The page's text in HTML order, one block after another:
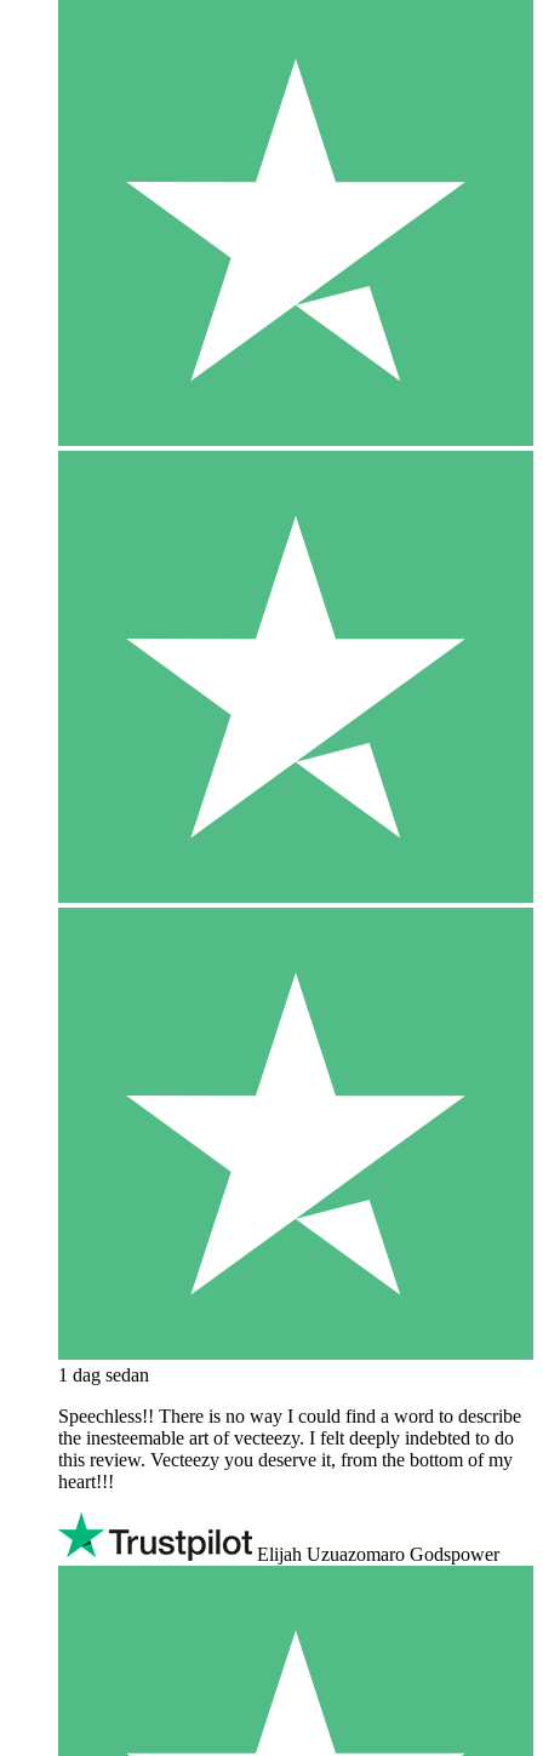
1 dag sedan
Speechless!! There is no way I could find a word to describe
the inesteemable art of vecteezy. I felt deeply indebted to do
this review. Vecteezy you deserve it, from the bottom of my
heart!!!
Elijah Uzuazomaro Godspower